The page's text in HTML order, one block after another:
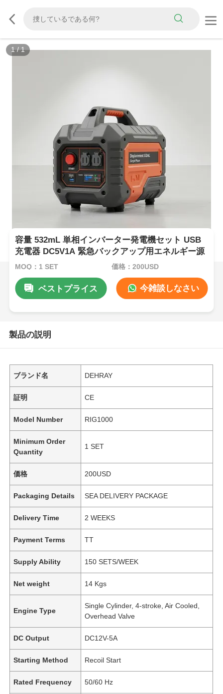
1/1
容量 532mL 単相インバーター発電機セット USB
充電器 DC5V1A 緊急バックアップ用エネルギー源
MOQ：1 SET 価格：200USD
ベストプライス 今雑談しなさい
製品の説明
ブランド名 DEHRAY
証明 CE
Model Number RIG1000
Minimum Order
Quantity
1 SET
価格 200USD
Packaging Details SEA DELIVERY PACKAGE
Delivery Time 2 WEEKS
Payment Terms TT
Supply Ability 150 SETS/WEEK
Net weight 14 Kgs
Engine Type
Single Cylinder, 4-stroke, Air Cooled,
Overhead Valve
DC Output DC12V-5A
Starting Method Recoil Start
Rated Frequency 50/60 Hz